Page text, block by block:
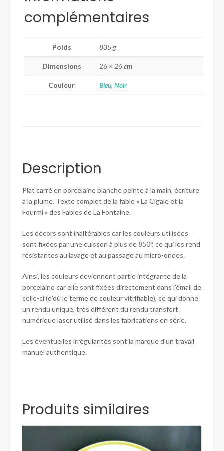
complémentaires
Poids 835 g
Dimensions 26 × 26 cm
Couleur Bleu, Noir
Description
Plat carré en porcelaine blanche peinte à la main, écriture
à la plume. Texte complet de la fable « La Cigale et la
Fourmi » des Fables de La Fontaine.
Les décors sont inaltérables car les couleurs utilisées
sont fixées par une cuisson à plus de 850°, ce qui les rend
résistantes au lavage et au passage au micro-ondes.
Ainsi, les couleurs deviennent partie intégrante de la
porcelaine car elle sont fixées directement dans l’émail de
celle-ci (d’où le terme de couleur vitrifiable), ce qui donne
un rendu unique, très différent du rendu transfert
numérique laser utilisé dans les fabrications en série.
Les éventuelles irrégularités sont la marque d’un travail
manuel authentique.
Produits similaires